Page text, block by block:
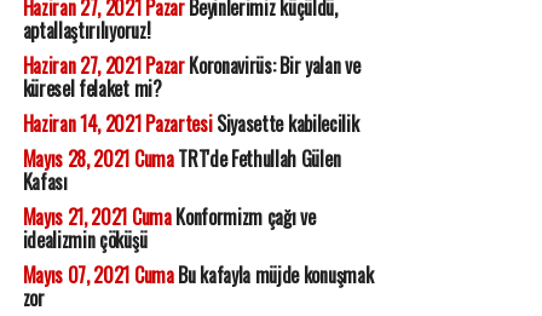
Haziran 27, 2021 PazarBeyinlerimiz küçüldü,
aptallaştırılıyoruz!
Haziran 27, 2021 PazarKoronavirüs: Bir yalan ve
küresel felaket mi?
Haziran 14, 2021 PazartesiSiyasette kabilecilik
Mayıs 28, 2021 CumaTRT'de Fethullah Gülen
Kafası
Mayıs 21, 2021 CumaKonformizm çağı ve
idealizmin çöküşü
Mayıs 07, 2021 CumaBu kafayla müjde konuşmak
zor